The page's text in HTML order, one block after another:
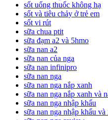
sốt uống thuốc không hạ
sốt và tiêu chảy ở trẻ em
sốt vi rút
sữa chua ptit
sữa đạm a2 và 5hmo
sữa nan a2
sữa nan của nga
sữa nan infinipro
sữa nan nga
sữa nan nga nắp xanh
sữa nan nga nắp xanh và
sữa nan nga nhập khẩu
sữa nan nga nhập khẩu và